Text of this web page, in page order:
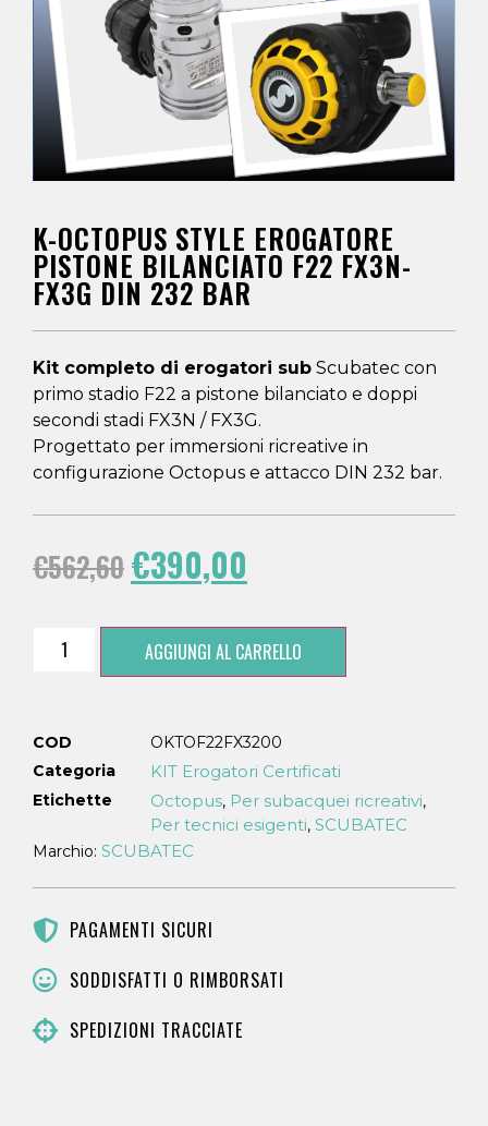
K-OCTOPUS STYLE EROGATORE
PISTONE BILANCIATO F22 FX3N-
FX3G DIN 232 BAR
Kit completo di erogatori sub Scubatec con
primo stadio F22 a pistone bilanciato e doppi
secondi stadi FX3N / FX3G.
Progettato per immersioni ricreative in
configurazione Octopus e attacco DIN 232 bar.
€562,60€390,00
AGGIUNGI AL CARRELLO
COD
OKTOF22FX3200
Categoria
KIT Erogatori Certificati
Etichette Octopus, Per subacquei ricreativi,
Per tecnici esigenti, SCUBATEC
Marchio: SCUBATEC
PAGAMENTI SICURI
SODDISFATTI O RIMBORSATI
SPEDIZIONI TRACCIATE